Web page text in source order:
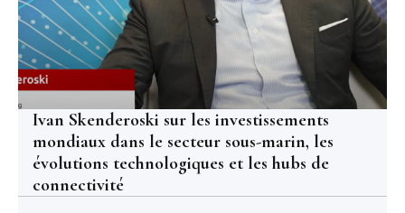
Ivan Skenderoski sur les investissements
mondiaux dans le secteur sous-marin, les
évolutions technologiques et les hubs de
connectivité